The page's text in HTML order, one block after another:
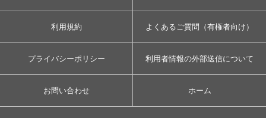
利用規約 よくあるご質問（有権者向け）
プライバシーポリシー 利用者情報の外部送信について
お問い合わせ ホーム